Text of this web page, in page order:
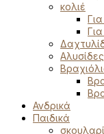
κολιέ
Αλυσίδες
Ανδρικά
Παιδικά